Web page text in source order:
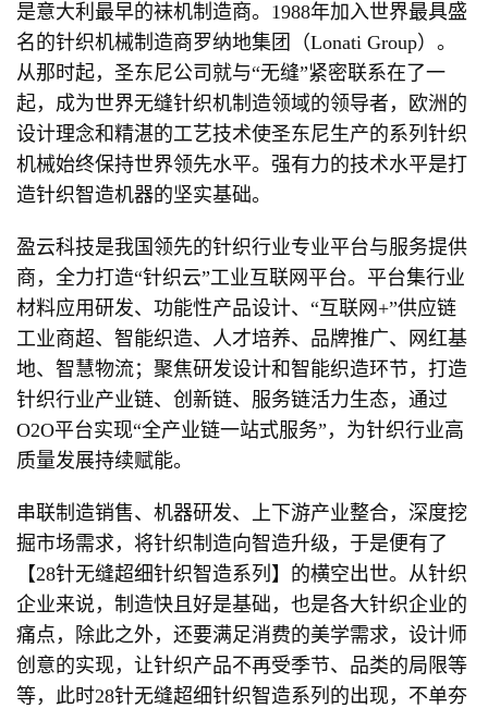
是意大利最早的袜机制造商。1988年加入世界最具盛
名的针织机械制造商罗纳地集团（Lonati Group）。
从那时起，圣东尼公司就与“无缝”紧密联系在了一
起，成为世界无缝针织机制造领域的领导者，欧洲的
设计理念和精湛的工艺技术使圣东尼生产的系列针织
机械始终保持世界领先水平。强有力的技术水平是打
造针织智造机器的坚实基础。
盈云科技是我国领先的针织行业专业平台与服务提供
商，全力打造“针织云”工业互联网平台。平台集行业
材料应用研发、功能性产品设计、“互联网+”供应链
工业商超、智能织造、人才培养、品牌推广、网红基
地、智慧物流；聚焦研发设计和智能织造环节，打造
针织行业产业链、创新链、服务链活力生态，通过
O2O平台实现“全产业链一站式服务”，为针织行业高
质量发展持续赋能。
串联制造销售、机器研发、上下游产业整合，深度挖
掘市场需求，将针织制造向智造升级，于是便有了
【28针无缝超细针织智造系列】的横空出世。从针织
企业来说，制造快且好是基础，也是各大针织企业的
痛点，除此之外，还要满足消费的美学需求，设计师
创意的实现，让针织产品不再受季节、品类的局限等
等，此时28针无缝超细针织智造系列的出现，不单夯